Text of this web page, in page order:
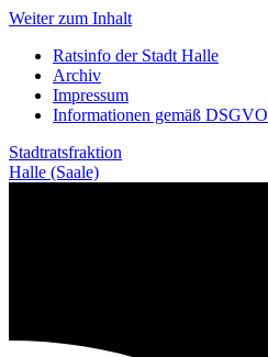
Weiter zum Inhalt
Ratsinfo der Stadt Halle
Archiv
Impressum
Informationen gemäß DSGVO
Stadtratsfraktion
Halle (Saale)